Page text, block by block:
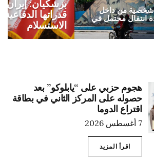
من داخل
انتقال محتمل في
بزشكيان: إيران
قدراتها
الاستسلام
هجوم حزبي على “يابلوكو” بعد
حصوله على المركز الثاني في بطاقة
اقتراع الدوما
7 أغسطس 2026
اقرأ المزيد